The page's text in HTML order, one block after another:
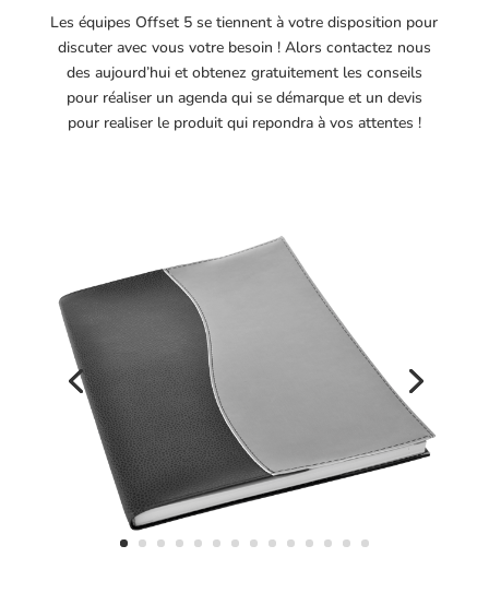
Les équipes Offset 5 se tiennent à votre disposition pour
discuter avec vous votre besoin ! Alors contactez nous
des aujourd’hui et obtenez gratuitement les conseils
pour réaliser un agenda qui se démarque et un devis
pour realiser le produit qui repondra à vos attentes !